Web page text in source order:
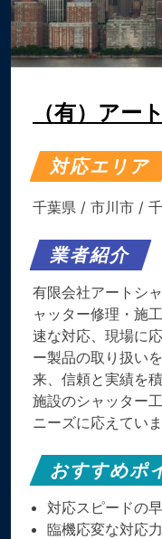
（有）アー
対応エリア
千葉県 / 市川市 /
業者紹介
有限会社アートシ
ャッター修理・施
速な対応、現場に
ー製品の取り扱い
来、信頼と実績を
施設のシャッター
ニーズに応えていま
おすすめポ
対応スピードの
臨機応変な対応力